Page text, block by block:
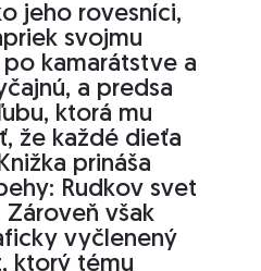
jeho rovesníci,
svojmu
kamarátstve a
a predsa
ktorá mu
že každé dieťa
prináša
Rudkov svet
Zároveň však
vyčlenený
ktorý tému